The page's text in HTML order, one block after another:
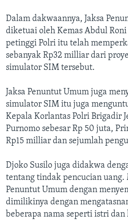
Dalam dakwaannya, Jaksa
diketuai oleh Kemas Abdul
petinggi Polri itu telah
sebanyak Rp32 milliar dari
simulator SIM tersebut.
Jaksa Penuntut Umum juga
simulator SIM itu juga
Kepala Korlantas Polri Brigadir
Purnomo sebesar Rp 50 juta,
Rp15 milliar dan sejumlah
Djoko Susilo juga didakwa
tentang tindak pencucian uang.
Penuntut Umum dengan
dimilikinya dengan
beberapa nama seperti istri dan